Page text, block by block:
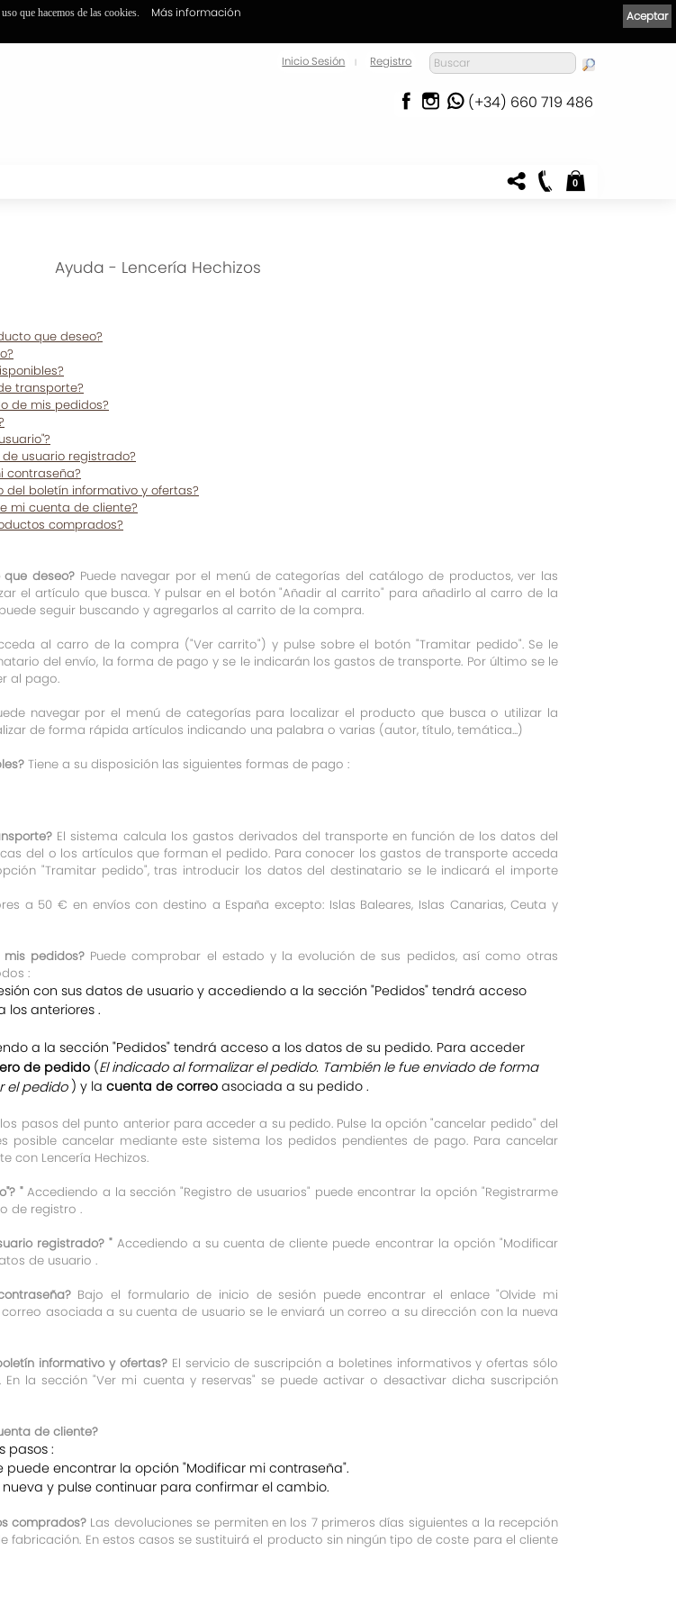
Inicio Sesión | Registro
(+34) 660 719 486
0
Ayuda - Lencería Hechizos
que deseo?
transporte?
de mis pedidos?
usuario registrado?
contraseña?
del boletín informativo y ofertas?
mi cuenta de cliente?
comprados?
deseo? Puede navegar por el menú de categorías del catálogo de productos, ver las
el artículo que busca. Y pulsar en el botón "Añadir al carrito" para añadirlo al carro de la
seguir buscando y agregarlos al carrito de la compra.
al carro de la compra ("Ver carrito") y pulse sobre el botón "Tramitar pedido". Se le
del envío, la forma de pago y se le indicarán los gastos de transporte. Por último se le
al pago.
navegar por el menú de categorías para localizar el producto que busca o utilizar la
de forma rápida artículos indicando una palabra o varias (autor, título, temática...)
Tiene a su disposición las siguientes formas de pago :
El sistema calcula los gastos derivados del transporte en función de los datos del
del o los artículos que forman el pedido. Para conocer los gastos de transporte acceda
"Tramitar pedido", tras introducir los datos del destinatario se le indicará el importe
a 50 € en envíos con destino a España excepto: Islas Baleares, Islas Canarias, Ceuta y
pedidos? Puede comprobar el estado y la evolución de sus pedidos, así como otras
:
con sus datos de usuario y accediendo a la sección "Pedidos" tendrá acceso
los anteriores .
a la sección "Pedidos" tendrá acceso a los datos de su pedido. Para acceder
de pedido (El indicado al formalizar el pedido. También le fue enviado de forma
el pedido ) y la cuenta de correo asociada a su pedido .
pasos del punto anterior para acceder a su pedido. Pulse la opción "cancelar pedido" del
posible cancelar mediante este sistema los pedidos pendientes de pago. Para cancelar
con Lencería Hechizos.
"Accediendo a la sección "Registro de usuarios" puede encontrar la opción "Registrarme
de registro .
registrado? "Accediendo a su cuenta de cliente puede encontrar la opción "Modificar
de usuario .
Bajo el formulario de inicio de sesión puede encontrar el enlace "Olvide mi
asociada a su cuenta de usuario se le enviará un correo a su dirección con la nueva
informativo y ofertas? El servicio de suscripción a boletines informativos y ofertas sólo
la sección "Ver mi cuenta y reservas" se puede activar o desactivar dicha suscripción
de cliente?
pasos :
encontrar la opción "Modificar mi contraseña".
y pulse continuar para confirmar el cambio.
comprados? Las devoluciones se permiten en los 7 primeros días siguientes a la recepción
En estos casos se sustituirá el producto sin ningún tipo de coste para el cliente
Aceptar
que hacemos de las cookies. Más información